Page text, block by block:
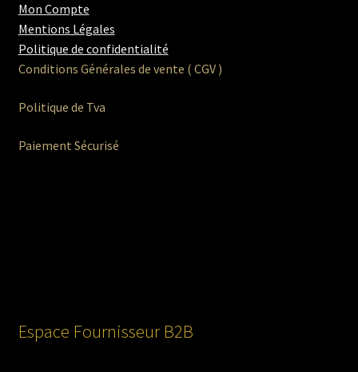
Mon Compte
Mentions Légales
Politique de confidentialité
Conditions Générales de vente ( CGV )
Politique de Tva
Paiement Sécurisé
Espace Fournisseur B2B